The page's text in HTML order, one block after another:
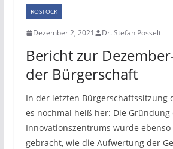
ROSTOCK
Dezember 2, 2021 Dr. Stefan Posselt
Bericht zur
der Bürgerschaft
In der letzten Bürgerschaftssitzung
es nochmal heiß her: Die
Innovationszentrums wurde ebenso
gebracht, wie die Aufwertung der